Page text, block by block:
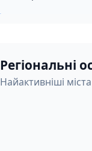
Регіональні
Найактивніші